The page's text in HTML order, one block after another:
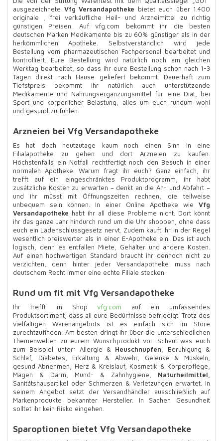
ausgezeichnete Vfg Versandapotheke bietet euch über 1.400
originale , frei verkäufliche Heil- und Arzneimittel zu richtig
günstigen Preisen. Auf vfg.com bekommt ihr die besten
deutschen Marken Medikamente bis zu 60% günstiger als in der
herkömmlichen Apotheke. Selbstverständlich wird jede
Bestellung vom pharmazeutischen Fachpersonal bearbeitet und
kontrolliert. Eure Bestellung wird natürlich noch am gleichen
Werktag bearbeitet, so dass ihr eure Bestellung schon nach 1-3
Tagen direkt nach Hause geliefert bekommt. Dauerhaft zum
Tiefstpreis bekommt ihr natürlich auch unterstützende
Medikamente und Nahrungsergänzungsmittel für eine Diät, bei
Sport und körperlicher Belastung, alles um euch rundum wohl
und gesund zu fühlen.
Arzneien bei Vfg Versandapotheke
Es hat doch heutzutage kaum noch einen Sinn in eine
Filialapotheke zu gehen und dort Arzneien zu kaufen.
Höchstenfalls ein Notfall rechtfertigt noch den Besuch in einer
normalen Apotheke. Warum fragt ihr euch? Ganz einfach, ihr
trefft auf ein eingeschränktes Produktprogramm, ihr habt
zusätzliche Kosten zu erwarten – denkt an die An- und Abfahrt –
und ihr müsst mit Öffnungszeiten rechnen, die teilweise
unbequem sein können. In einer Online Apotheke wie Vfg
Versandapotheke habt ihr all diese Probleme nicht. Dort könnt
ihr das ganze Jahr hindurch rund um die Uhr shoppen, ohne dass
euch ein Ladenschlussgesetz nervt. Zudem kauft ihr in der Regel
wesentlich preiswerter als in einer E-Apotheke ein. Das ist auch
logisch, denn es entfallen Miete, Gehälter und andere Kosten.
Auf einen hochwertigen Standard braucht ihr dennoch nicht zu
verzichten, denn hinter jeder Versandapotheke muss nach
deutschem Recht immer eine echte Filiale stecken.
Rund um fit mit Vfg Versandapotheke
Ihr trefft im Shopvfg.com auf ein umfassendes
Produktsortiment, dass all eure Bedürfnisse befriedigt. Trotz des
vielfältigen Warenangebots ist es einfach sich im Store
zurechtzufinden. Am besten dringt ihr über die unterschiedlichen
Themenwelten zu eurem Wunschprodukt vor. Schaut was euch
zum Beispiel unter: Allergie & Heuschnupfen, Beruhigung &
Schlaf, Diabetes, Erkältung & Abwehr, Gelenke & Muskeln,
gesund Abnehmen, Herz & Kreislauf, Kosmetik & Körperpflege,
Magen & Darm, Mund- & Zahnhygiene, Naturheilmittel,
Sanitätshausartikel oder Schmerzen & Verletzungen erwartet. In
seinem Angebot setzt der Versandhändler ausschließlich auf
Markenprodukte bekannter Hersteller. In Sachen Gesundheit
solltet ihr kein Risko eingehen.
Sparoptionen bietet Vfg Versandapotheke